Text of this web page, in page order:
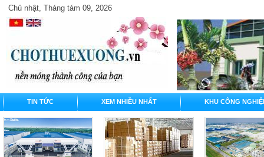
Chủ nhật, Tháng tám 09, 2026
TIN TỨC XEM NHIỀU NHẤT KHU CÔNG